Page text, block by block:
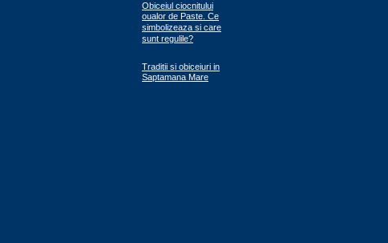
Obiceiul ciocnitului
oualor de Paste. Ce
simbolizeaza si care
sunt regulile?
Traditii si obiceiuri in
Saptamana Mare